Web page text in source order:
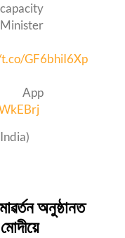
GF6bhiI6Xp
অনুষ্ঠানত